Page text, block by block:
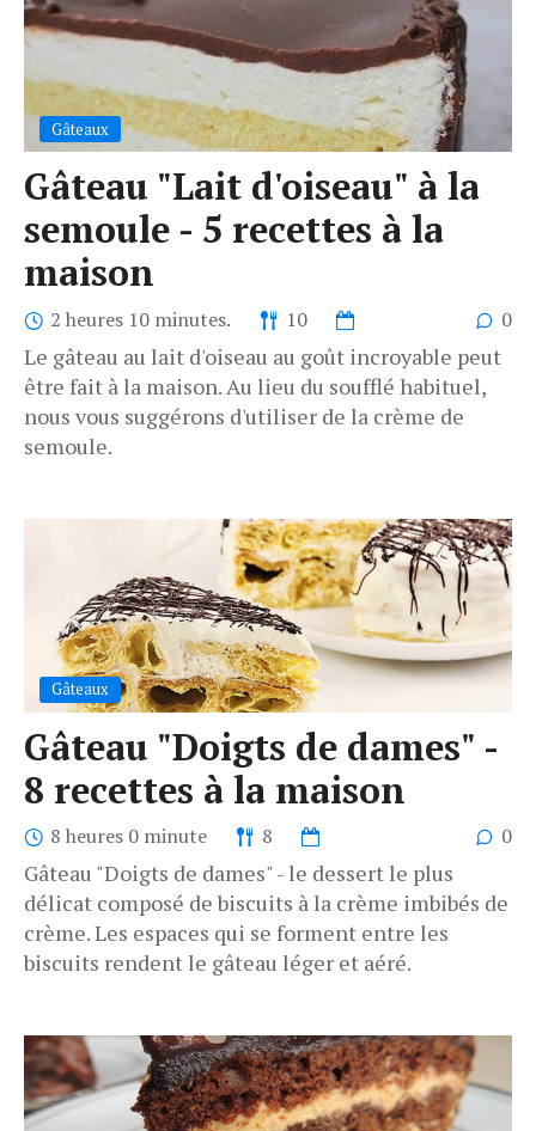
Gâteaux
Gâteau "Lait d'oiseau" à la
semoule - 5 recettes à la
maison
2 heures 10 minutes. 10 0
Le gâteau au lait d'oiseau au goût incroyable peut
être fait à la maison. Au lieu du soufflé habituel,
nous vous suggérons d'utiliser de la crème de
semoule.
Gâteaux
Gâteau "Doigts de dames" -
8 recettes à la maison
8 heures 0 minute 8 0
Gâteau "Doigts de dames" - le dessert le plus
délicat composé de biscuits à la crème imbibés de
crème. Les espaces qui se forment entre les
biscuits rendent le gâteau léger et aéré.